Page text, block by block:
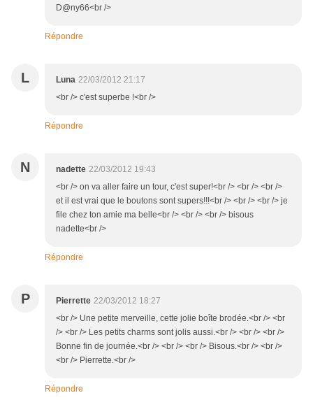
D@ny66<br />
Répondre
L Luna 22/03/2012 21:17
<br /> c'est superbe !<br />
Répondre
N nadette 22/03/2012 19:43
<br /> on va aller faire un tour, c'est super!<br /> <br /> <br />
et il est vrai que le boutons sont supers!!!<br /> <br /> <br /> je
file chez ton amie ma belle<br /> <br /> <br /> bisous
nadette<br />
Répondre
P Pierrette 22/03/2012 18:27
<br /> Une petite merveille, cette jolie boîte brodée.<br /> <br
/> <br /> Les petits charms sont jolis aussi.<br /> <br /> <br />
Bonne fin de journée.<br /> <br /> <br /> Bisous.<br /> <br />
<br /> Pierrette.<br />
Répondre